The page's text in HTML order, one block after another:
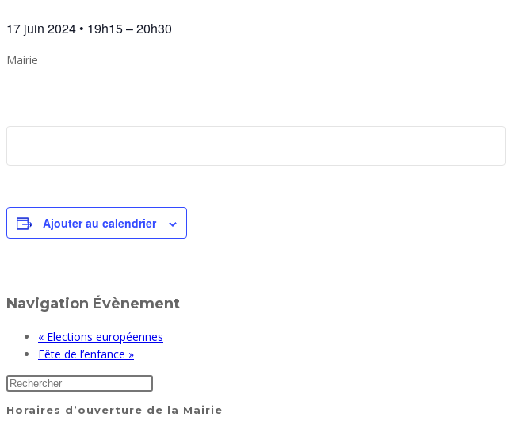
17 juin 2024• 19h15–20h30
Mairie
Ajouter au calendrier
Navigation Évènement
« Elections européennes
Fête de l’enfance »
Horaires d’ouverture de la Mairie